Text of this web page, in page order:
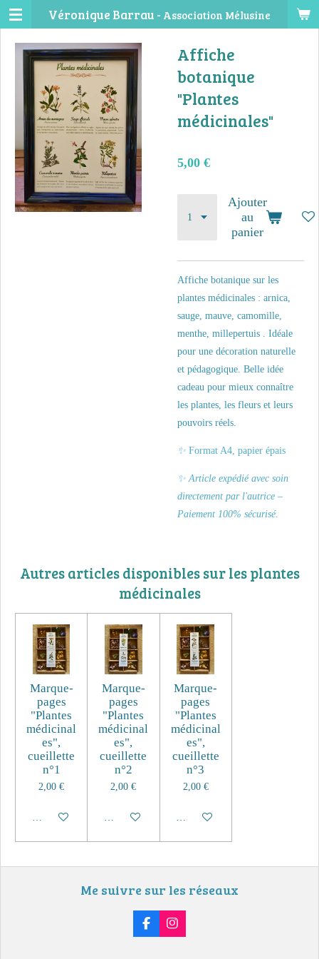
Passer
contenu
Véronique Barrau - Association Mélusine
Affiche
botanique
"Plantes
médicinales"
5,00 €
Ajouter
au
panier
Affiche botanique sur les
plantes médicinales : arnica,
sauge, mauve, camomille,
menthe, millepertuis . Idéale
pour une décoration naturelle
et pédagogique. Belle idée
cadeau pour mieux connaître
les plantes, les fleurs et leurs
pouvoirs réels.
✨ Format A4, papier épais
✨ Article expédié avec soin
directement par l'autrice –
Paiement 100% sécurisé.
Autres articles disponibles sur les plantes
médicinales
Marque-
pages
"Plantes
médicinal
es",
cueillette
n°1
2,00 €
Ajouter au panier
Marque-
pages
"Plantes
médicinal
es",
cueillette
n°2
2,00 €
Ajouter au panier
Marque-
pages
"Plantes
médicinal
es",
cueillette
n°3
2,00 €
Ajouter au panier
Me suivre sur les réseaux
F
a
I
n